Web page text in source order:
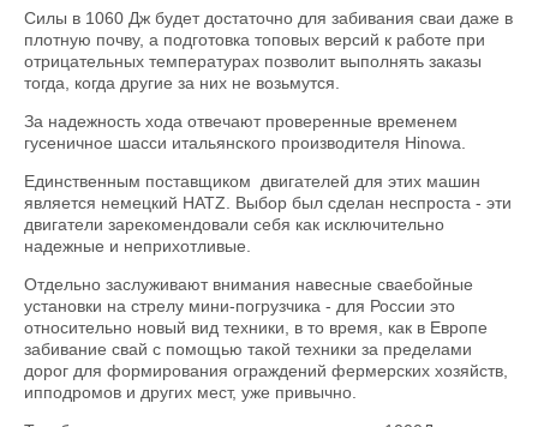
Силы в 1060 Дж будет достаточно для забивания сваи даже в
плотную почву, а подготовка топовых версий к работе при
отрицательных температурах позволит выполнять заказы
тогда, когда другие за них не возьмутся.
За надежность хода отвечают проверенные временем
гусеничное шасси итальянского производителя Hinowa.
Единственным поставщиком двигателей для этих машин
является немецкий HATZ. Выбор был сделан неспроста - эти
двигатели зарекомендовали себя как исключительно
надежные и неприхотливые.
Отдельно заслуживают внимания навесные сваебойные
установки на стрелу мини-погрузчика - для России это
относительно новый вид техники, в то время, как в Европе
забивание свай с помощью такой техники за пределами
дорог для формирования ограждений фермерских хозяйств,
ипподромов и других мест, уже привычно.